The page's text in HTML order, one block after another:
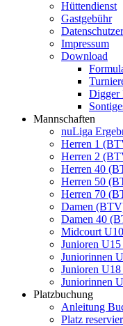
Hüttendienst
Gastgebühr
Impressum
Download
Digger
Mannschaften
nuLiga
Herren 1
Herren 2
Herren 40
Herren 50
Herren 70
Damen
Damen 40
Midcourt
Junioren
Juniorinnen
Junioren
Juniorinnen
Platzbuchung
Anleitung
Platz